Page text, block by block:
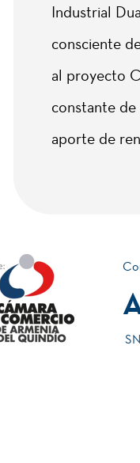
Industrial
consciente
al proyecto
constante
aporte de